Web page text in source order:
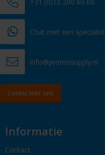
Chat met een specialist
info@promosupply.nl
Contacteer ons
Informatie
Contact